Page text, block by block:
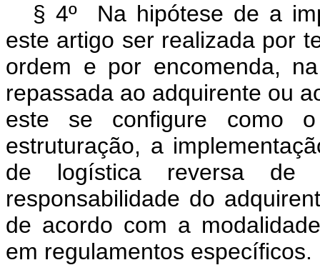
§ 4º Na hipótese de a
este artigo ser realizada por
ordem e por encomenda,
repassada ao adquirente ou
este se configure como
estruturação, a
de logística reversa
responsabilidade do
de acordo com a
em regulamentos específicos.